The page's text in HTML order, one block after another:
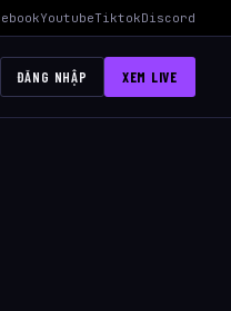
Lịch Thi Đấu, Đội Tuyển Việt
YoutubeTiktokDiscord
ĐĂNG NHẬP XEM LIVE